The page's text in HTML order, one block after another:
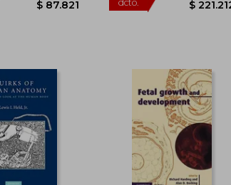
50%
dcto.
50%
dcto.